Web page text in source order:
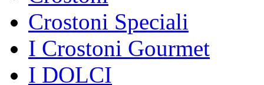
Crostoni Speciali
I Crostoni Gourmet
I DOLCI